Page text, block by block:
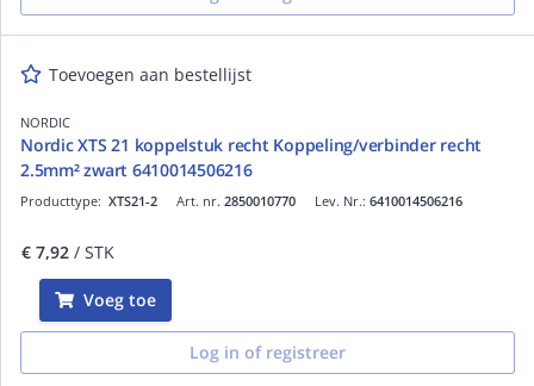
Toevoegen aan bestellijst
NORDIC
Nordic XTS 21 koppelstuk recht Koppeling/verbinder recht
2.5mm² zwart 6410014506216
Art. nr. 2850010770
Producttype: XTS21-2 Lev. Nr.: 6410014506216
€ 7,92 / STK
Voeg toe
Log in of registreer